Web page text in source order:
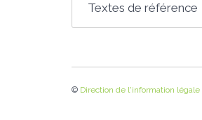
Textes de référence
© Direction de l'information